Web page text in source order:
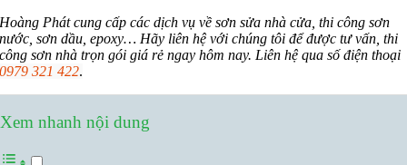
Hoàng Phát cung cấp các dịch vụ về sơn sửa nhà cửa, thi công sơn
nước, sơn dầu, epoxy… Hãy liên hệ với chúng tôi để được tư vấn, thi
công sơn nhà trọn gói giá rẻ ngay hôm nay. Liên hệ qua số điện thoại
0979 321 422.
Xem nhanh nội dung